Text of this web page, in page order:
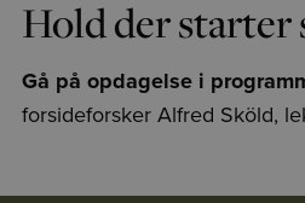
Hold der starter
Gå på opdagelse i
forsideforsker Alfred Sköld,